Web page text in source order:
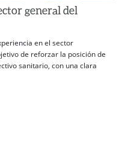
general del
en el sector
de reforzar la posición de
sanitario, con una clara